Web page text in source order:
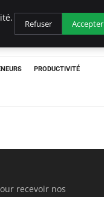
PRODUCTIVITÉ
recevoir nos
Refuser Accepter